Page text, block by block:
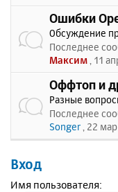
Ошибки
Обсуждение
Последнее
Максим , 11
Оффтоп и
Разные
Последнее
Songer , 22
Вход
Имя пользователя: